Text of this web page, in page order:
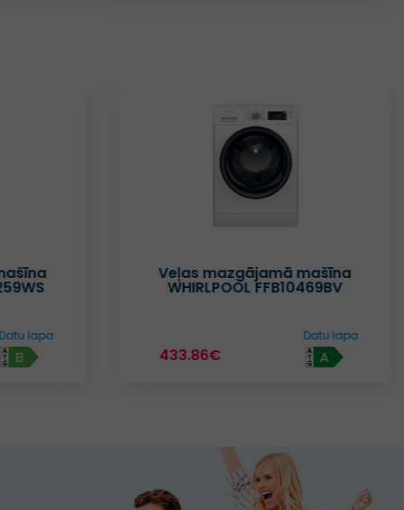
B
lapa
Veļas mazgājamā mašīna
WHIRLPOOL FFB10469BV
433.86€ A
Datu lapa